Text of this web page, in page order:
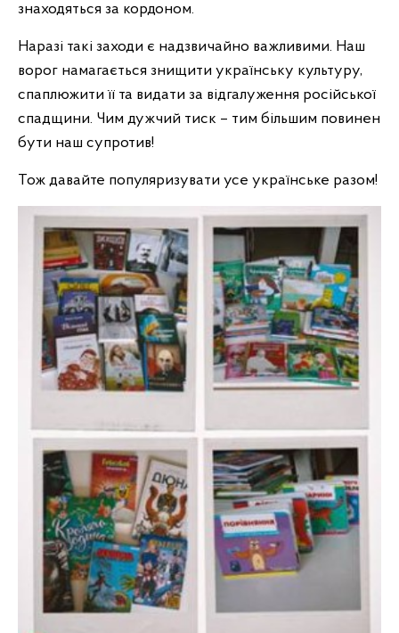
знаходяться за кордоном.
Наразі такі заходи є надзвичайно важливими. Наш
ворог намагається знищити українську культуру,
спаплюжити її та видати за відгалуження російської
спадщини. Чим дужчий тиск – тим більшим повинен
бути наш супротив!
Тож давайте популяризувати усе українське разом!